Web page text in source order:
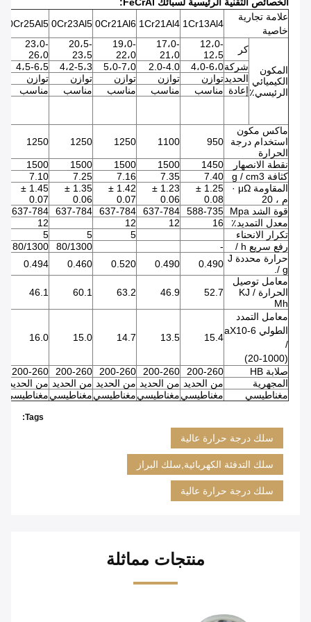
الخصائص التقنية الرئيسية لسبائك FeCrAl:
علامة تجارية
خاصية
1Cr13Al4
1Cr21Al4
0Cr21Al6
0Cr23Al5
0Cr25Al5
المكون
الكيميائي
الرئيسي٪
كر
12،0-
12،5
17،0-
21،0
19،0-
22،0
20،5-
23،5
23،0-
26،0
شركة4،0-6،0 2.0-4.0 5،0-7،0 4،2-5،3 4،5-6،5
الحديدتوازن توازن توازن توازن توازن
إعادة مناسب مناسب مناسب مناسب مناسب
ماكس مكون
استخدام درجة
الحرارة
950
1100
1250
1250
1250
نقطة الانصهار 1450
1500
1500
1500
1500
كثافة g / cm3
7.40
7.35
7.16
7.25
7.10
المقاومة μΩ ·
م ، 20
1.25 ±
0.08
1.23 ±
0.06
1.42 ±
0.07
1.35 ±
0.06
1.45 ±
0.07
قوة الشد Mpa
588-735
637-784
637-784
637-784
637-784
معدل التمديد٪
16
12
12
12
تكرار الانحناء
5
5
5
رفع سريع h /
-
80/1300
80/1300
حرارة محددة J
/ g.
0.490
0.490
0.520
0.460
0.494
معامل توصيل
الحرارة KJ /
Mh
52.7
46.9
63.2
60.1
46.1
معامل التمدد
الطولي aX10-6
/
(20-1000)
15.4
13.5
14.7
15.0
16.0
صلابة HB 200-260
200-260
200-260
200-260
200-260
المجهرية
من الحديد من الحديد من الحديد من الحديد من الحديد
مغناطيسي
مغناطيسيمغناطيسيمغناطيسيمغناطيسيمغناطيسي
Tags:
سلك درجة حرارة عالية
سلك التدفئة الكهربائية,سلك البراز
سلك درجة حرارة عالية
منتجات مماثلة